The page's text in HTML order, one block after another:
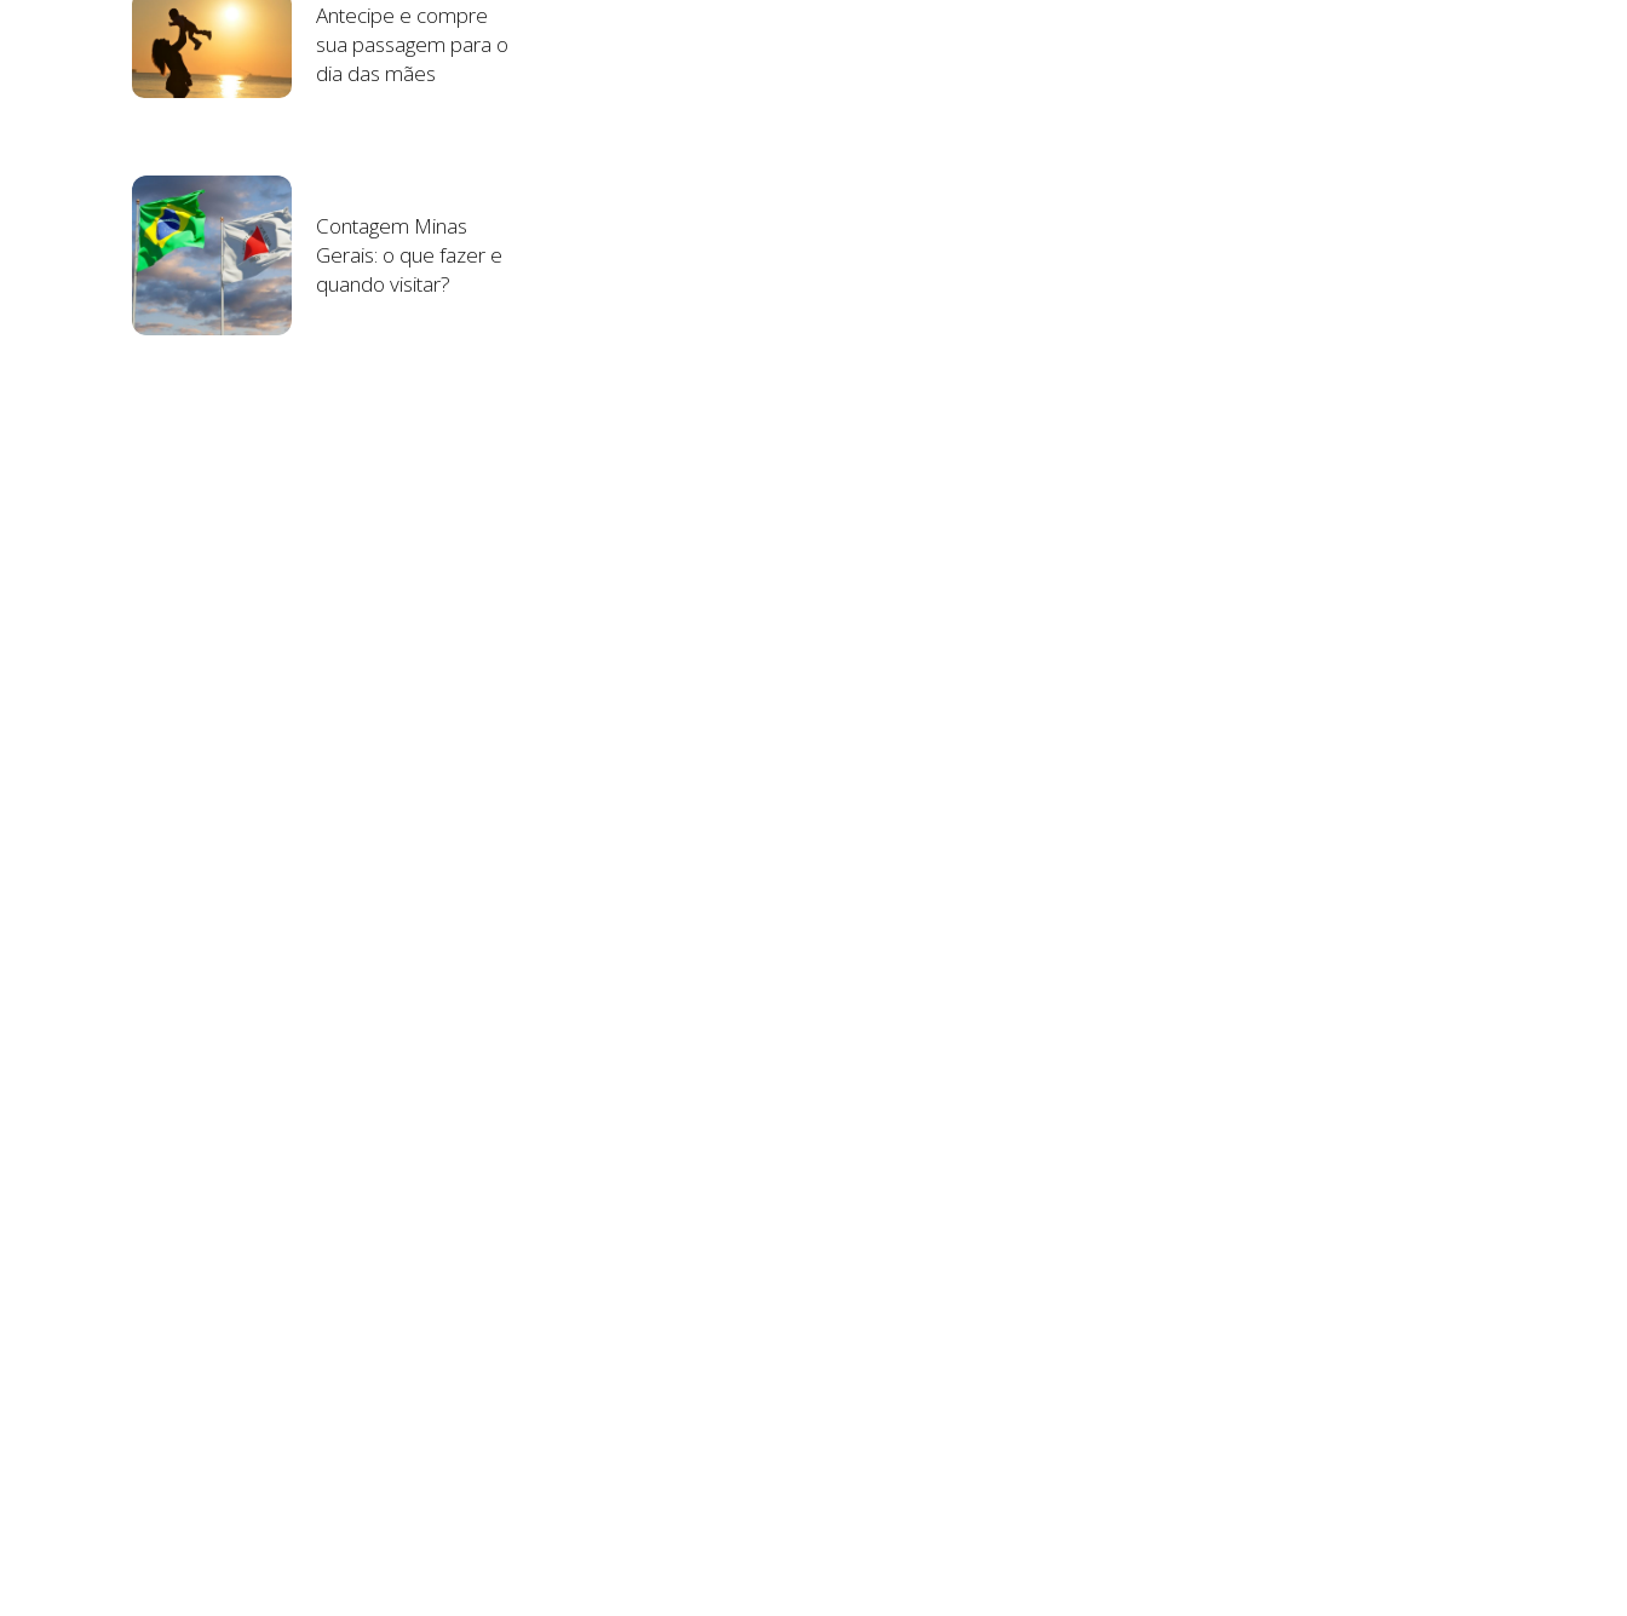
Antecipe e compre
sua passagem para o
dia das mães
Contagem Minas
Gerais: o que fazer e
quando visitar?